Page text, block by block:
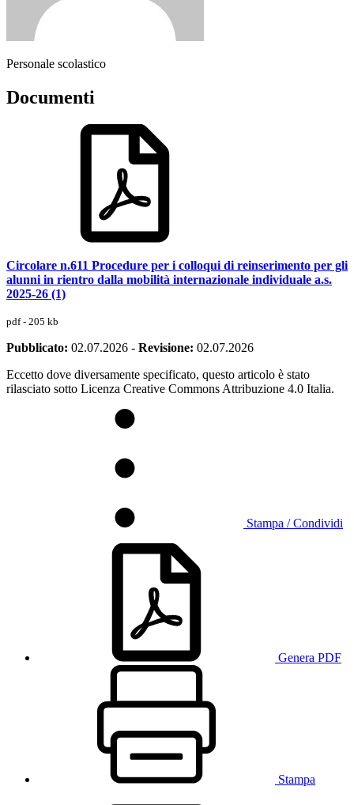
Personale scolastico
Documenti
Circolare n.611 Procedure per i colloqui di reinserimento per gli
alunni in rientro dalla mobilità internazionale individuale a.s.
2025-26 (1)
pdf - 205 kb
Pubblicato: 02.07.2026 - Revisione: 02.07.2026
Eccetto dove diversamente specificato, questo articolo è stato
rilasciato sotto Licenza Creative Commons Attribuzione 4.0 Italia.
Stampa / Condividi
Genera PDF
Stampa